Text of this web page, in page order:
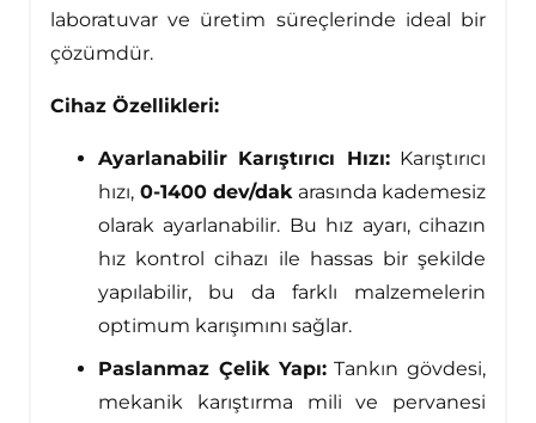
laboratuvar ve üretim süreçlerinde ideal bir
çözümdür.
Cihaz Özellikleri:
Ayarlanabilir Karıştırıcı Hızı:Karıştırıcı
hızı, 0-1400 dev/dakarasında kademesiz
olarak ayarlanabilir. Bu hız ayarı, cihazın
hız kontrol cihazı ile hassas bir şekilde
yapılabilir, bu da farklı malzemelerin
optimum karışımını sağlar.
Paslanmaz Çelik Yapı:Tankın gövdesi,
mekanik karıştırma mili ve pervanesi